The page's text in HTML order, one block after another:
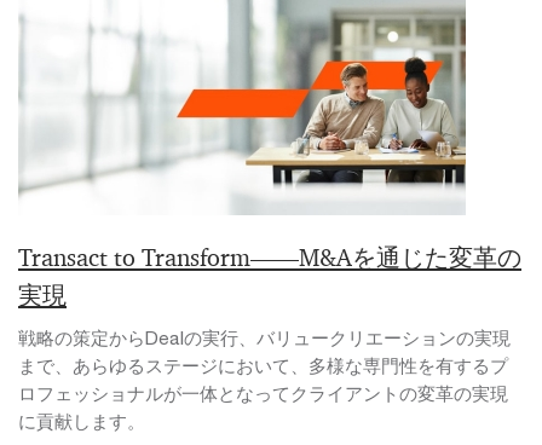
Transact to Transform――M&Aを通じた変革の
実現
戦略の策定からDealの実行、バリュークリエーションの実現
まで、あらゆるステージにおいて、多様な専門性を有するプ
ロフェッショナルが一体となってクライアントの変革の実現
に貢献します。